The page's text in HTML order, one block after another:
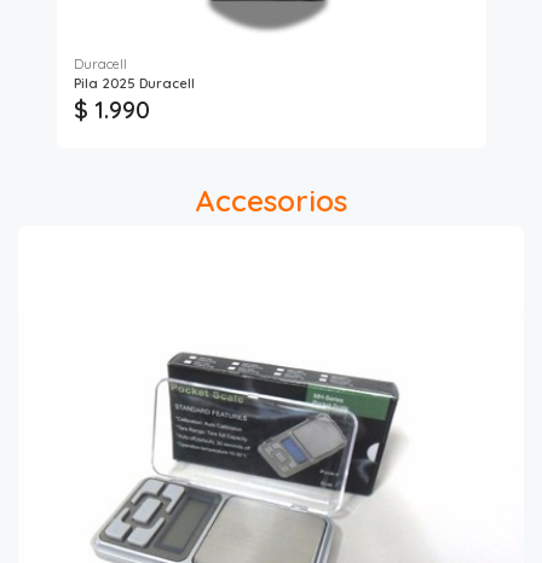
Duracell
Pila 2025 Duracell
$ 1.990
Accesorios